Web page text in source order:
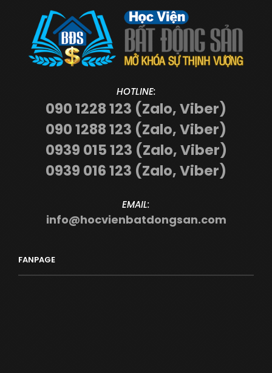
HOTLINE:
090 1228 123 (Zalo, Viber)
090 1288 123 (Zalo, Viber)
0939 015 123 (Zalo, Viber)
0939 016 123 (Zalo, Viber)
EMAIL:
info@hocvienbatdongsan.com
FANPAGE